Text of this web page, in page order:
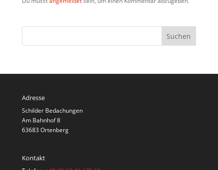
Adresse
Schilder Bedachungen
Am Bahnhof 8
63683 Ortenberg
Kontakt